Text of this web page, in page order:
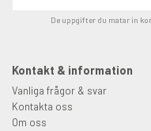
De uppgifter du matar in
Kontakt & information
Vanliga frågor & svar
Kontakta oss
Om oss